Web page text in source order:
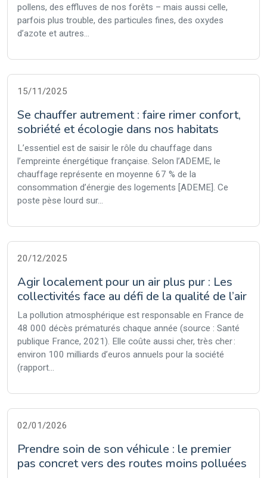
pollens, des effluves de nos forêts – mais aussi celle,
parfois plus trouble, des particules fines, des oxydes
d’azote et autres...
15/11/2025
Se chauffer autrement : faire rimer confort,
sobriété et écologie dans nos habitats
L’essentiel est de saisir le rôle du chauffage dans
l’empreinte énergétique française. Selon l’ADEME, le
chauffage représente en moyenne 67 % de la
consommation d’énergie des logements [ADEME]. Ce
poste pèse lourd sur...
20/12/2025
Agir localement pour un air plus pur : Les
collectivités face au défi de la qualité de l’air
La pollution atmosphérique est responsable en France de
48 000 décès prématurés chaque année (source : Santé
publique France, 2021). Elle coûte aussi cher, très cher :
environ 100 milliards d’euros annuels pour la société
(rapport...
02/01/2026
Prendre soin de son véhicule : le premier
pas concret vers des routes moins polluées